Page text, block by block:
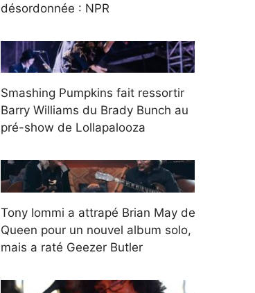
désordonnée : NPR
Smashing Pumpkins fait ressortir
Barry Williams du Brady Bunch au
pré-show de Lollapalooza
Tony Iommi a attrapé Brian May de
Queen pour un nouvel album solo,
mais a raté Geezer Butler